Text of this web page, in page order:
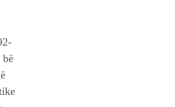
bë